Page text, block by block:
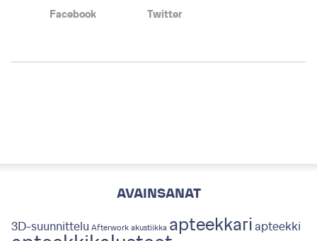
Facebook Twitter
AVAINSANAT
3D-suunnittelu Afterwork akustiikka apteekkari apteekki